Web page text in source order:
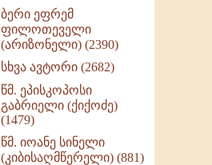
ქადაგებანი გაბრიელ
ეპისკოპოსისა - II ტომი
(370)
სულიერი ცხოვრების
სახელმძღვანელო -
ნაწილი II (369)
ღმერთი და ადამიანები
(287)
ბერის დიადემა (278)
ბერი ეფრემ
ფილოთეველი
(არიზონელი) (2390)
სხვა ავტორი (2682)
წმ. ეპისკოპოსი
გაბრიელი (ქიქოძე)
(1479)
წმ. იოანე სინელი
(კიბისაღმწერელი) (881)